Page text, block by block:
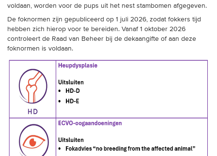
voldaan, worden voor de pups uit het nest stambomen afgegeven.
De foknormen zijn gepubliceerd op 1 juli 2026, zodat fokkers tijd
hebben zich hierop voor te bereiden. Vanaf 1 oktober 2026
controleert de Raad van Beheer bij de dekaangifte of aan deze
foknormen is voldaan.